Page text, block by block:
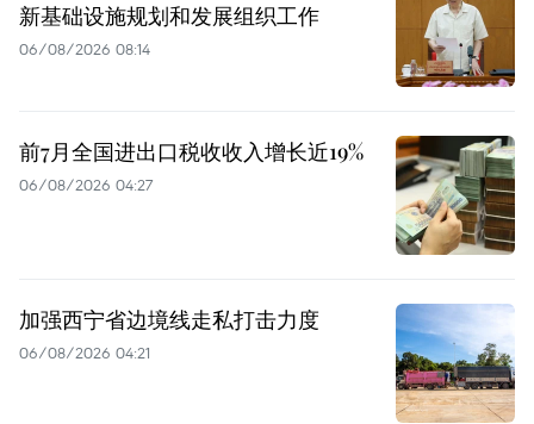
新基础设施规划和发展组织工作
06/08/2026 08:14
前7月全国进出口税收收入增长近19%
06/08/2026 04:27
加强西宁省边境线走私打击力度
06/08/2026 04:21